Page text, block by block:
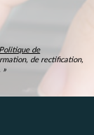
Politique de
de rectification,
»